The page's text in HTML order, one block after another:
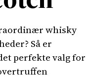
whisky
Så er
perfekte valg for